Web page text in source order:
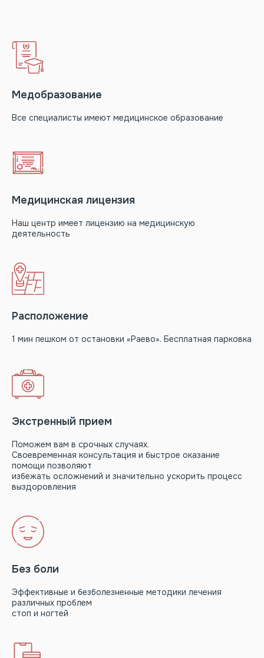
Медобразование
Все специалисты имеют медицинское образование
Медицинская лицензия
Наш центр имеет лицензию на медицинскую
деятельность
Расположение
1 мин пешком от остановки «Раево». Бесплатная парковка
Экстренный прием
Поможем вам в срочных случаях.
Своевременная консультация и быстрое оказание
помощи позволяют
избежать осложнений и значительно ускорить процесс
выздоровления
Без боли
Эффективные и безболезненные методики лечения
различных проблем
стоп и ногтей
Оставьте заявку и администратор
предложит Вам удобное время для
Ваше имя
Ваш телефон
Записаться со скидкой